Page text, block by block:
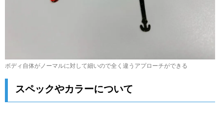
ボディ自体がノーマルに対して細いので全く違うアプローチができる
スペックやカラーについて